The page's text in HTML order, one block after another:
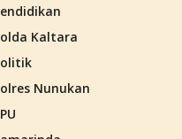
Kaltara
Nunukan